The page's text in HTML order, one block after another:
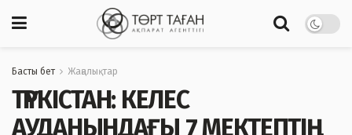
Басты бет Жаңалықтар
ТҮРКІСТАН: КЕЛЕС
АУДАНЫНДАҒЫ 7 МЕКТЕПТІҢ